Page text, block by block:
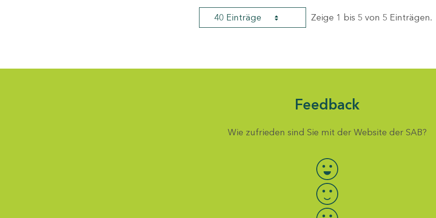
40 Einträge Zeige 1 bis 5 von 5 Einträgen.
Feedback
Wie zufrieden sind Sie mit der Website der SAB?
Bewertung auswählen